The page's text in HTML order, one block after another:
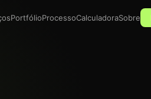
PortfólioProcessoCalculadoraSobre